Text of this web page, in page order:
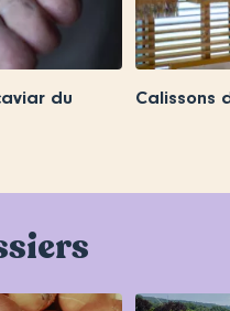
du
Calissons